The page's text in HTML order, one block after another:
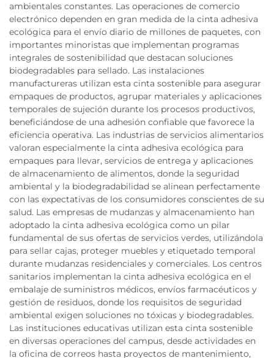
ambientales constantes. Las operaciones de comercio
electrónico dependen en gran medida de la cinta adhesiva
ecológica para el envío diario de millones de paquetes, con
importantes minoristas que implementan programas
integrales de sostenibilidad que destacan soluciones
biodegradables para sellado. Las instalaciones
manufactureras utilizan esta cinta sostenible para asegurar
empaques de productos, agrupar materiales y aplicaciones
temporales de sujeción durante los procesos productivos,
beneficiándose de una adhesión confiable que favorece la
eficiencia operativa. Las industrias de servicios alimentarios
valoran especialmente la cinta adhesiva ecológica para
empaques para llevar, servicios de entrega y aplicaciones
de almacenamiento de alimentos, donde la seguridad
ambiental y la biodegradabilidad se alinean perfectamente
con las expectativas de los consumidores conscientes de su
salud. Las empresas de mudanzas y almacenamiento han
adoptado la cinta adhesiva ecológica como un pilar
fundamental de sus ofertas de servicios verdes, utilizándola
para sellar cajas, proteger muebles y etiquetado temporal
durante mudanzas residenciales y comerciales. Los centros
sanitarios implementan la cinta adhesiva ecológica en el
embalaje de suministros médicos, envíos farmacéuticos y
gestión de residuos, donde los requisitos de seguridad
ambiental exigen soluciones no tóxicas y biodegradables.
Las instituciones educativas utilizan esta cinta sostenible
en diversas operaciones del campus, desde actividades en
la oficina de correos hasta proyectos de mantenimiento,